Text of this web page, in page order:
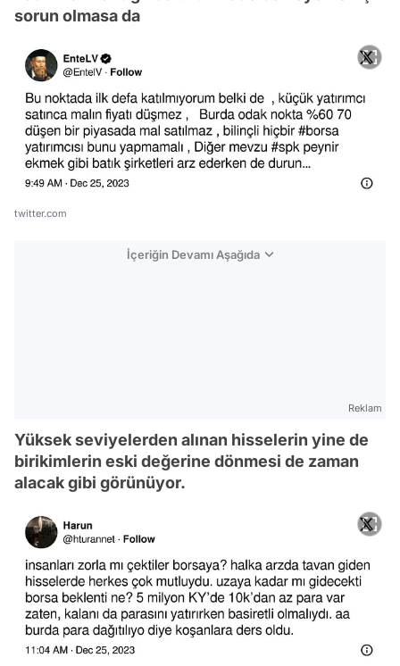
sorun olmasa da
twitter.com
İçeriğin Devamı Aşağıda
Reklam
Yüksek seviyelerden alınan hisselerin yine de
birikimlerin eski değerine dönmesi de zaman
alacak gibi görünüyor.